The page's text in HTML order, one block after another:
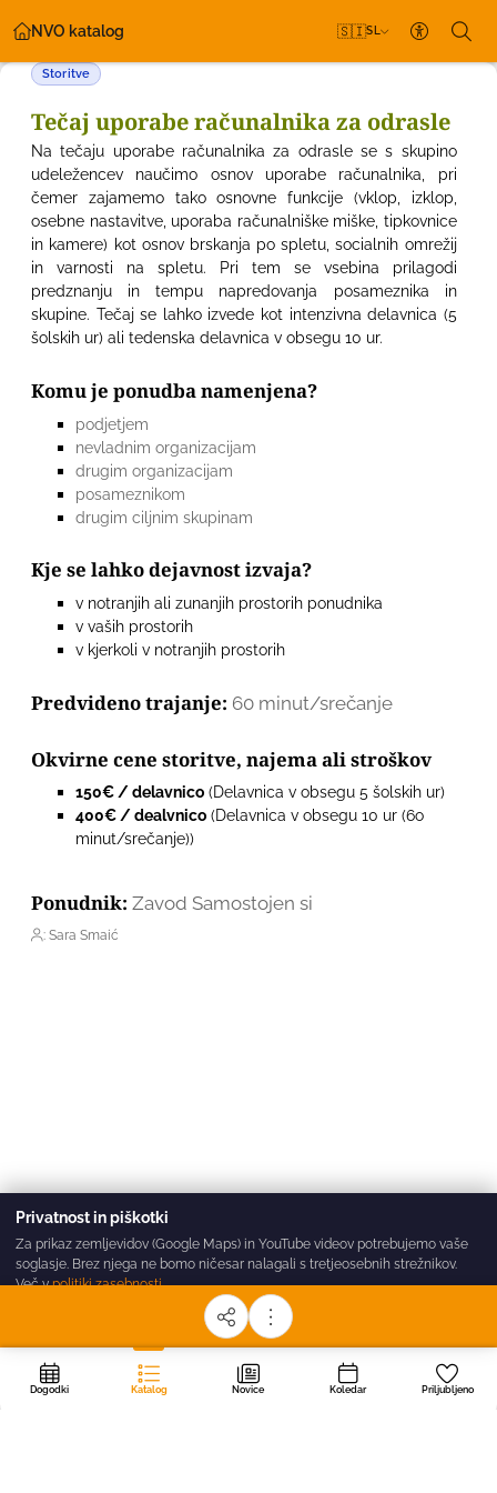
NVO katalog 🇸🇮SL
Dogodki Katalog Novice Koledar Priljubljeno
Storitve
Tečaj uporabe računalnika za odrasle
Na tečaju uporabe računalnika za odrasle se s skupino
udeležencev naučimo osnov uporabe računalnika, pri
čemer zajamemo tako osnovne funkcije (vklop, izklop,
osebne nastavitve, uporaba računalniške miške, tipkovnice
in kamere) kot osnov brskanja po spletu, socialnih omrežij
in varnosti na spletu. Pri tem se vsebina prilagodi
predznanju in tempu napredovanja posameznika in
skupine. Tečaj se lahko izvede kot intenzivna delavnica (5
šolskih ur) ali tedenska delavnica v obsegu 10 ur.
Komu je ponudba namenjena?
podjetjem
nevladnim organizacijam
drugim organizacijam
posameznikom
drugim ciljnim skupinam
Kje se lahko dejavnost izvaja?
v notranjih ali zunanjih prostorih ponudnika
v vaših prostorih
v kjerkoli v notranjih prostorih
Predvideno trajanje: 60 minut/srečanje
Okvirne cene storitve, najema ali stroškov
150€ / delavnico (Delavnica v obsegu 5 šolskih ur)
400€ / dealvnico (Delavnica v obsegu 10 ur (6o
minut/srečanje))
Ponudnik:Zavod Samostojen si
: Sara Smaić
Privatnost in piškotki
Za prikaz zemljevidov (Google Maps) in YouTube videov potrebujemo vaše
soglasje. Brez njega ne bomo ničesar nalagali s tretjeosebnih strežnikov.
Več vpolitiki zasebnosti.
Zavrni